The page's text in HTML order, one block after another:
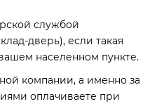
и ручного привода
Xb/Al/PE-Xb
для труб PE-Xb/Al/PE-
для труб PE-Xb/Al/PE-
службой
дверь), если такая
населенном пункте.
компании, а именно за
оплачиваете при